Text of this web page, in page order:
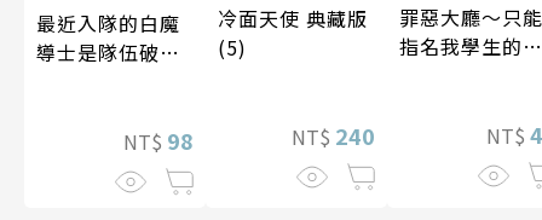
最近入隊的白魔
導士是隊伍破壞
產生崩壞的危機
NT$ 98
冷面天使 典藏版
(5)
NT$ 240
罪惡大廳～只能
指名我學生的店
NT$